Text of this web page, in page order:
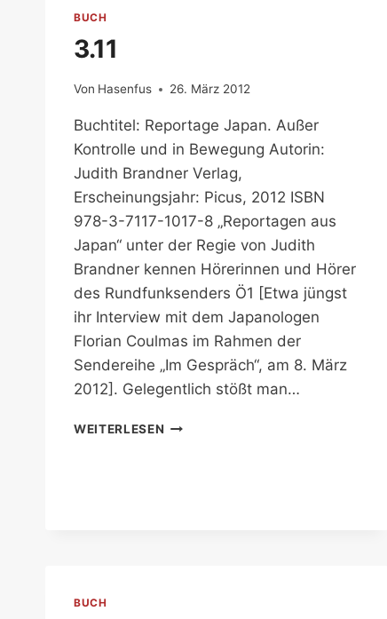
BUCH
3.11
Von Hasenfus 26. März 2012
Buchtitel: Reportage Japan. Außer
Kontrolle und in Bewegung Autorin:
Judith Brandner Verlag,
Erscheinungsjahr: Picus, 2012 ISBN
978-3-7117-1017-8 „Reportagen aus
Japan“ unter der Regie von Judith
Brandner kennen Hörerinnen und Hörer
des Rundfunksenders Ö1 [Etwa jüngst
ihr Interview mit dem Japanologen
Florian Coulmas im Rahmen der
Sendereihe „Im Gespräch“, am 8. März
2012]. Gelegentlich stößt man…
WEITERLESEN 3.11
BUCH